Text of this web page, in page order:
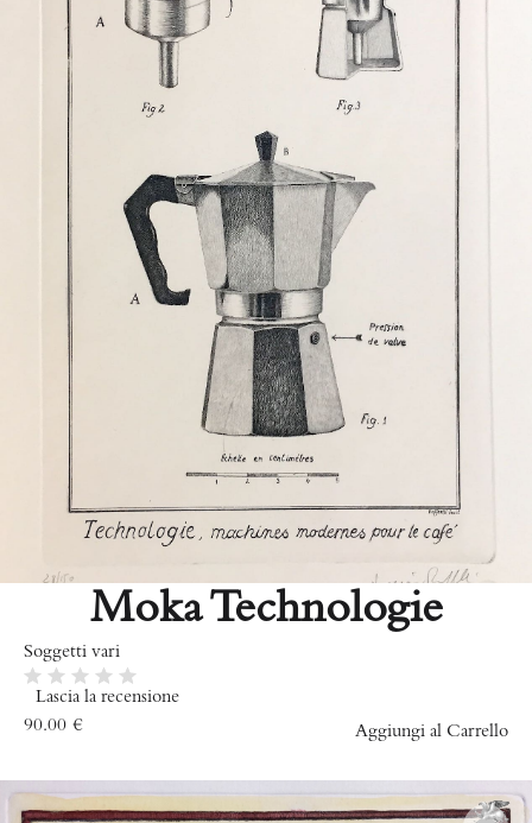
Moka Technologie
Soggetti vari
Lascia la recensione
€
90.00 Aggiungi al Carrello